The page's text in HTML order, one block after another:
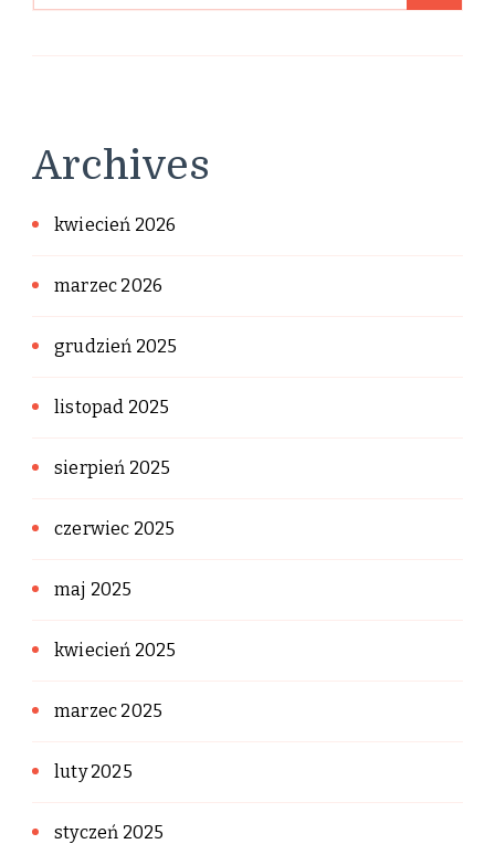
Archives
kwiecień 2026
marzec 2026
grudzień 2025
listopad 2025
sierpień 2025
czerwiec 2025
maj 2025
kwiecień 2025
marzec 2025
luty 2025
styczeń 2025